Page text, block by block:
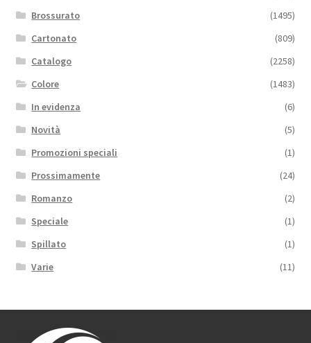
Brossurato
(1495)
Cartonato
(809)
Catalogo
(2258)
Colore
(1483)
In evidenza
(6)
Novità
(5)
Promozioni speciali
(1)
Prossimamente
(24)
Romanzo
(2)
Speciale
(1)
Spillato
(1)
Varie
(11)